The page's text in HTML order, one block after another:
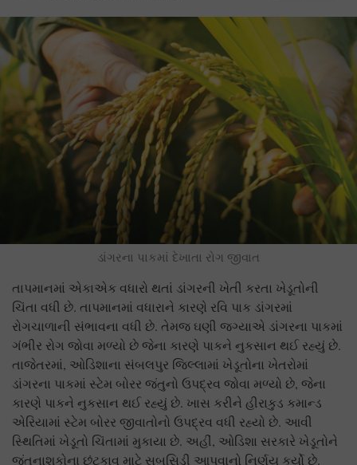
ડાંગરના પાકમાં દેખાતા રોગ જીવાત
તાપમાનમાં એકાએક વધારો થતાં ડાંગરની ખેતી કરતા ખેડૂતોની
ચિંતા વધી છે. તાપમાનમાં વધારાને કારણે રવિ પાક ડાંગરમાં
રોગચાળાની સંભાવના વધી છે. તેમજ ઘણી જગ્યાએ ડાંગરના પાકમાં
ગંભીર રોગ જોવા મળ્યો છે જેના કારણે પાકને નુકસાન થઈ રહ્યું છે.
તાજેતરમાં, ઓડિશાના સંબલપુર જિલ્લામાં ખેડૂતોના ખેતરોમાં
ડાંગરના પાકમાં સ્ટેમ બોરર જંતુનો ઉપદ્રવ જોવા મળ્યો છે, જેના
કારણે પાકને નુકસાન થઈ રહ્યું છે. ખાસ કરીને હીરાકુડ કમાન્ડ
એરિયામાં સ્ટેમ બોરર જીવાતોનો ઉપદ્રવ વધી રહ્યો છે. આવી
સ્થિતિમાં ખેડૂતો ચિંતામાં મુકાયા છે. અહીં, ઓડિશા સરકારે ખેડૂતોને
જંતુનાશકોના છંટકાવ માટે સબસિડી આપવાનો નિર્ણય કર્યો છે.